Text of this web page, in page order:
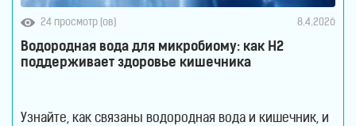
24 просмотр (ов) 8.4.2026
Водородная вода для микробиому: как H2
поддерживает здоровье кишечника
Узнайте, как связаны водородная вода и кишечник, и